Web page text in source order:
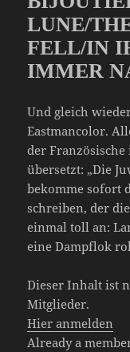
LUNE/
FELL/IN
IMMER
Und gleich
Eastmancolor.
der
übersetzt: „Die
bekomme sofort
schreiben, der
einmal toll an:
eine Dampflok
Dieser Inhalt ist
Mitglieder.
Hier anmelden
Already a